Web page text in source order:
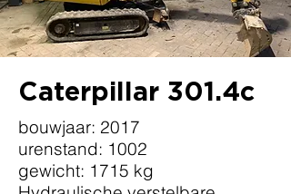
Caterpillar 301.4c
bouwjaar: 2017
urenstand: 1002
gewicht: 1715 kg